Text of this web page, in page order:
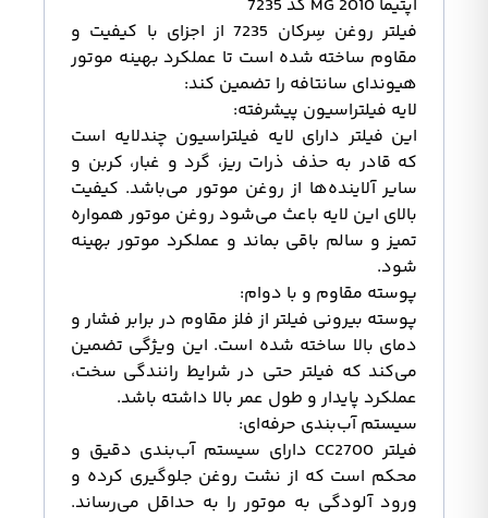
اپتیما 2010 MG کد 7235
فیلتر روغن سِرکان 7235 از اجزای با کیفیت و
مقاوم ساخته شده است تا عملکرد بهینه موتور
هیوندای سانتافه را تضمین کند:
لایه فیلتراسیون پیشرفته:
این فیلتر دارای لایه فیلتراسیون چندلایه است
که قادر به حذف ذرات ریز، گرد و غبار، کربن و
سایر آلاینده‌ها از روغن موتور می‌باشد. کیفیت
بالای این لایه باعث می‌شود روغن موتور همواره
تمیز و سالم باقی بماند و عملکرد موتور بهینه
شود.
پوسته مقاوم و با دوام:
پوسته بیرونی فیلتر از فلز مقاوم در برابر فشار و
دمای بالا ساخته شده است. این ویژگی تضمین
می‌کند که فیلتر حتی در شرایط رانندگی سخت،
عملکرد پایدار و طول عمر بالا داشته باشد.
سیستم آب‌بندی حرفه‌ای:
فیلتر CC2700 دارای سیستم آب‌بندی دقیق و
محکم است که از نشت روغن جلوگیری کرده و
ورود آلودگی به موتور را به حداقل می‌رساند.